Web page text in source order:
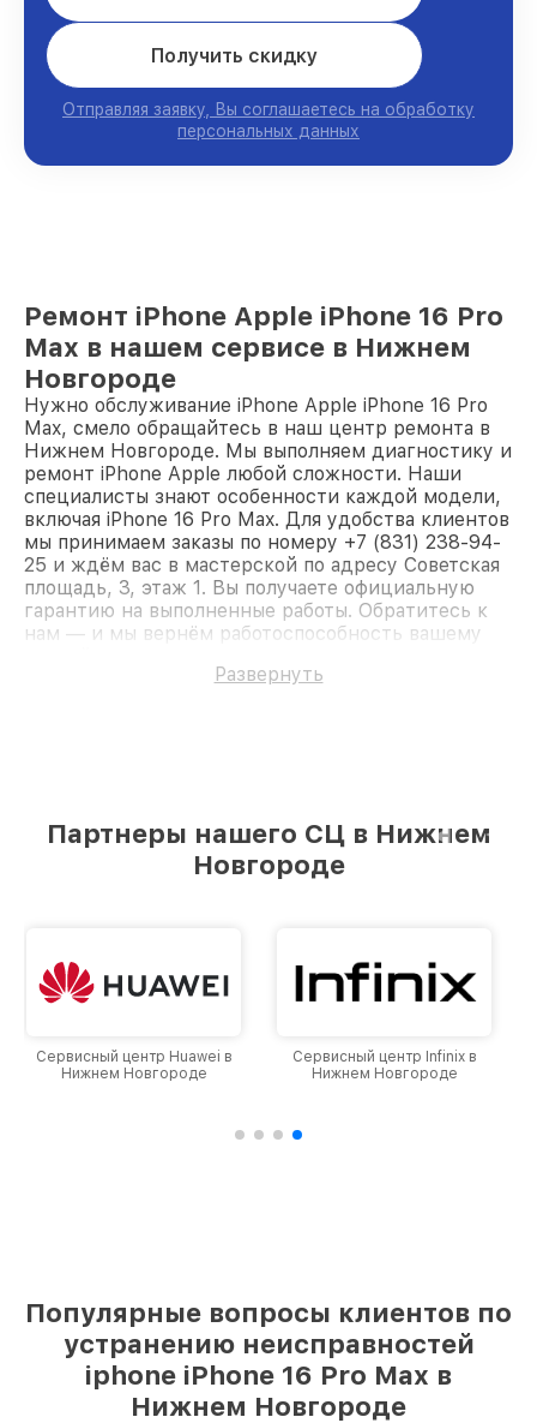
Получить скидку
Отправляя заявку, Вы соглашаетесь на обработку
персональных данных
Ремонт iPhone Apple iPhone 16 Pro
Max в нашем сервисе в Нижнем
Новгороде
Нужно обслуживание iPhone Apple iPhone 16 Pro
Max, смело обращайтесь в наш центр ремонта в
Нижнем Новгороде. Мы выполняем диагностику и
ремонт iPhone Apple любой сложности. Наши
специалисты знают особенности каждой модели,
включая iPhone 16 Pro Max. Для удобства клиентов
мы принимаем заказы по номеру +7 (831) 238-94-
25 и ждём вас в мастерской по адресу Советская
площадь, 3, этаж 1. Вы получаете официальную
гарантию на выполненные работы. Обратитесь к
нам — и мы вернём работоспособность вашему
Развернуть
Партнеры нашего СЦ в Нижнем
Новгороде
Сервисный центр Infinix в
Нижнем Новгороде
Сервисный центр Google в
Нижнем Новгороде
Популярные вопросы клиентов по
устранению неисправностей
iphone iPhone 16 Pro Max в
Нижнем Новгороде